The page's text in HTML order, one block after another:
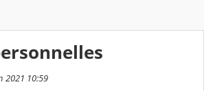
2021 10:59